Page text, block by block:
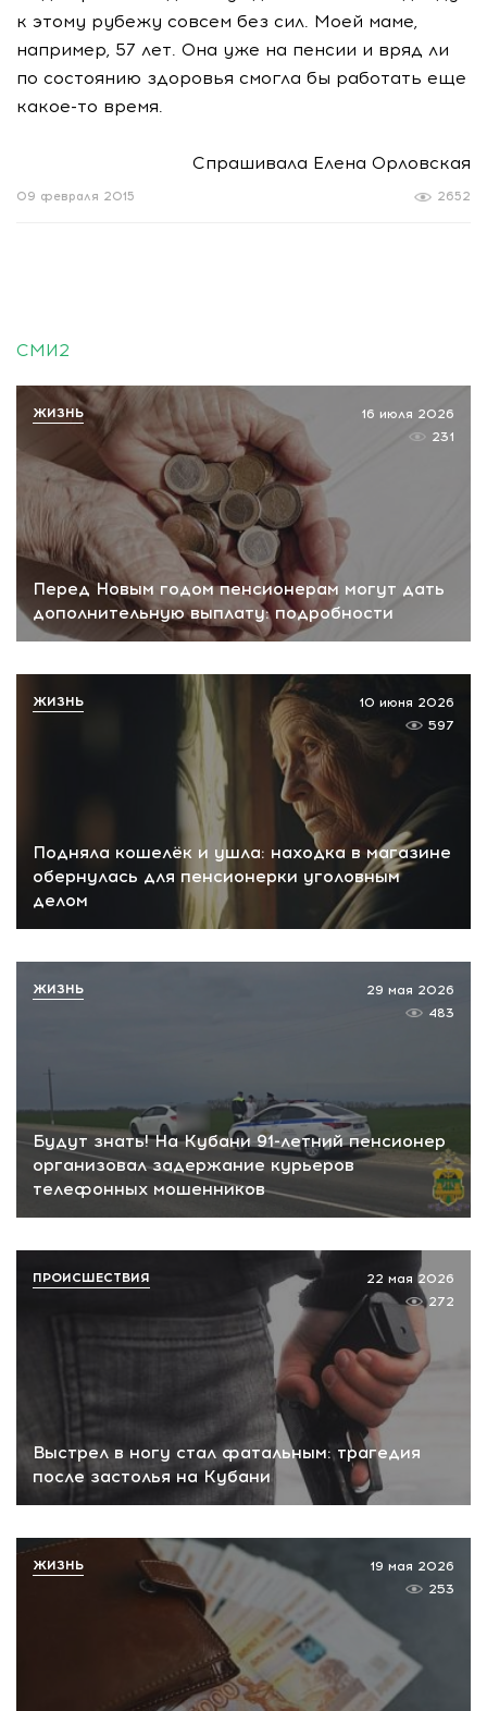
к этому рубежу совсем без сил. Моей маме,
например, 57 лет. Она уже на пенсии и вряд ли
по состоянию здоровья смогла бы работать еще
какое-то время.
Спрашивала Елена Орловская
2652
09 февраля 2015
СМИ2
Перед Новым годом пенсионерам могут дать
дополнительную выплату: подробности
16 июля 2026
231
ЖИЗНЬ
Подняла кошелёк и ушла: находка в магазине
обернулась для пенсионерки уголовным
делом
10 июня 2026
597
ЖИЗНЬ
Будут знать! На Кубани 91-летний пенсионер
организовал задержание курьеров
телефонных мошенников
29 мая 2026
483
ЖИЗНЬ
Выстрел в ногу стал фатальным: трагедия
после застолья на Кубани
22 мая 2026
272
ПРОИСШЕСТВИЯ
19 мая 2026
253
ЖИЗНЬ